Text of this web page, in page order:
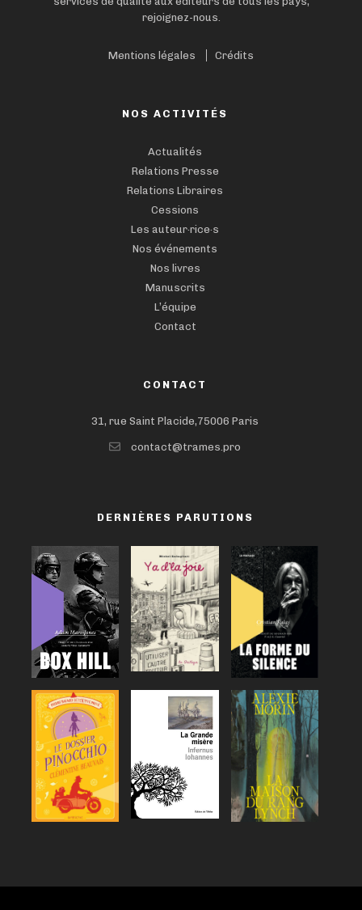
rejoignez-nous.
Mentions légales Crédits
NOS ACTIVITÉS
Actualités
Relations Presse
Relations Libraires
Cessions
Les auteur·rice·s
Nos événements
Nos livres
Manuscrits
L’équipe
Contact
CONTACT
31, rue Saint Placide,75006 Paris
contact@trames.pro
DERNIÈRES PARUTIONS